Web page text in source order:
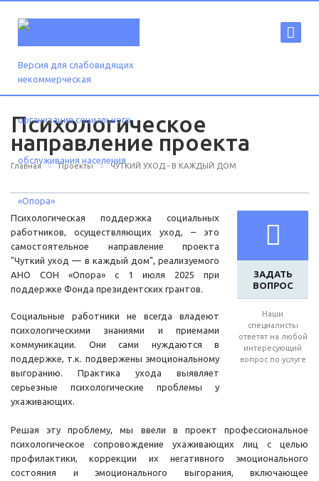
Версия для слабовидящих
Психологическое
направление проекта
Главная Проекты ЧУТКИЙ УХОД - В КАЖДЫЙ ДОМ
ЗАДАТЬ
ВОПРОС
Наши
специалисты
ответят на любой
интересующий
вопрос по услуге
Психологическая поддержка социальных
работников, осуществляющих уход, – это
самостоятельное направление проекта
"Чуткий уход — в каждый дом", реализуемого
АНО СОН «Опора» с 1 июля 2025 при
поддержке Фонда президентских грантов.
Социальные работники не всегда владеют
психологическими знаниями и приемами
коммуникации. Они сами нуждаются в
поддержке, т.к. подвержены эмоциональному
выгоранию. Практика ухода выявляет
серьезные психологические проблемы у
ухаживающих.
Решая эту проблему, мы ввели в проект профессиональное
психологическое сопровождение ухаживающих лиц с целью
профилактики, коррекции их негативного эмоционального
состояния и эмоционального выгорания, включающее